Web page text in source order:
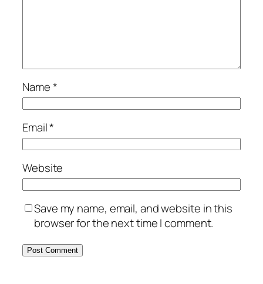
Name*
Email*
Website
Save my name, email, and website in this
browser for the next time I comment.